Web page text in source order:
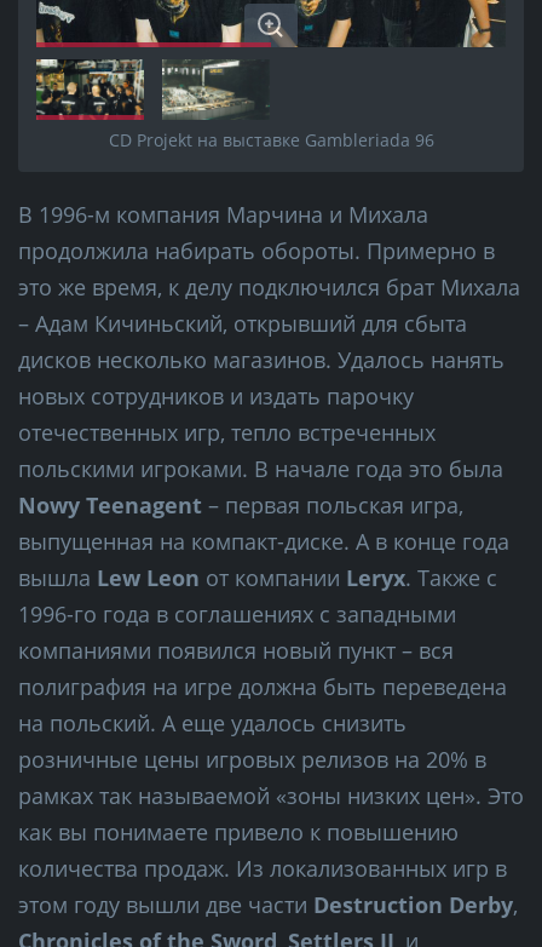
CD Projekt на выставке Gambleriada 96
В 1996-м компания Марчина и Михала
продолжила набирать обороты. Примерно в
это же время, к делу подключился брат Михала
– Адам Кичиньский, открывший для сбыта
дисков несколько магазинов. Удалось нанять
новых сотрудников и издать парочку
отечественных игр, тепло встреченных
польскими игроками. В начале года это была
Nowy Teenagent – первая польская игра,
выпущенная на компакт-диске. А в конце года
вышла Lew Leon от компании Leryx. Также с
1996-го года в соглашениях с западными
компаниями появился новый пункт – вся
полиграфия на игре должна быть переведена
на польский. А еще удалось снизить
розничные цены игровых релизов на 20% в
рамках так называемой «зоны низких цен». Это
как вы понимаете привело к повышению
количества продаж. Из локализованных игр в
этом году вышли две части Destruction Derby,
Chronicles of the Sword Settlers II , и